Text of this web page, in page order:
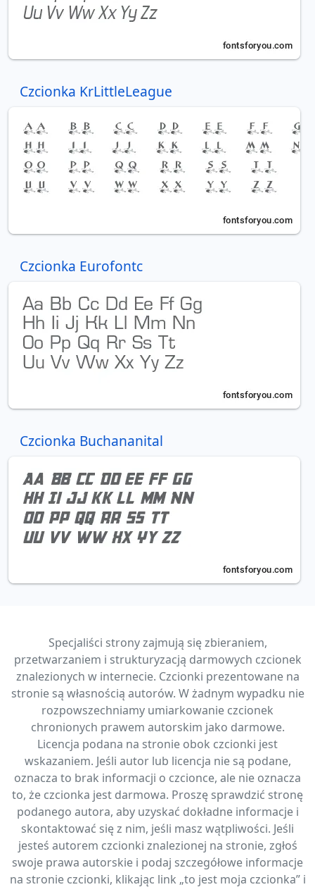
Czcionka KrLittleLeague
Czcionka Eurofontc
Czcionka Buchananital
Specjaliści strony zajmują się zbieraniem,
przetwarzaniem i strukturyzacją darmowych czcionek
znalezionych w internecie. Czcionki prezentowane na
stronie są własnością autorów. W żadnym wypadku nie
rozpowszechniamy umiarkowanie czcionek
chronionych prawem autorskim jako darmowe.
Licencja podana na stronie obok czcionki jest
wskazaniem. Jeśli autor lub licencja nie są podane,
oznacza to brak informacji o czcionce, ale nie oznacza
to, że czcionka jest darmowa. Proszę sprawdzić stronę
podanego autora, aby uzyskać dokładne informacje i
skontaktować się z nim, jeśli masz wątpliwości. Jeśli
jesteś autorem czcionki znalezionej na stronie, zgłoś
swoje prawa autorskie i podaj szczegółowe informacje
na stronie czcionki, klikając link „to jest moja czcionka” i